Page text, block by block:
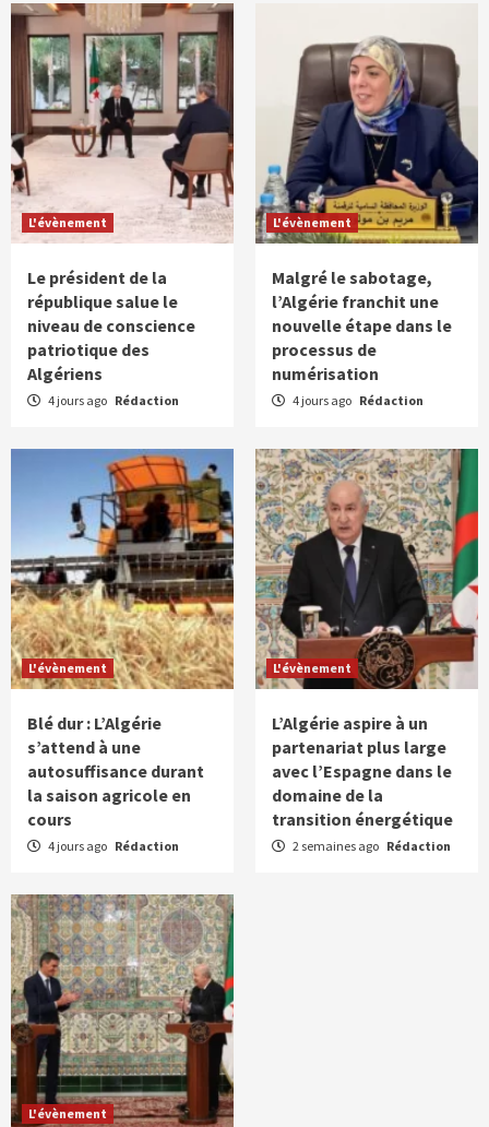
L'évènement
Le président de la
république salue le
niveau de conscience
patriotique des
Algériens
4 jours ago Rédaction
L'évènement
Malgré le sabotage,
l’Algérie franchit une
nouvelle étape dans le
processus de
numérisation
4 jours ago Rédaction
L'évènement
Blé dur : L’Algérie
s’attend à une
autosuffisance durant
la saison agricole en
cours
4 jours ago Rédaction
L'évènement
L’Algérie aspire à un
partenariat plus large
avec l’Espagne dans le
domaine de la
transition énergétique
2 semaines ago Rédaction
L'évènement